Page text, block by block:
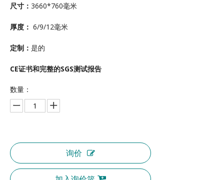
尺寸： 3660*760毫米
厚度： 6/9/12毫米
定制： 是的
CE证书和完整的SGS测试报告
数量：
询价